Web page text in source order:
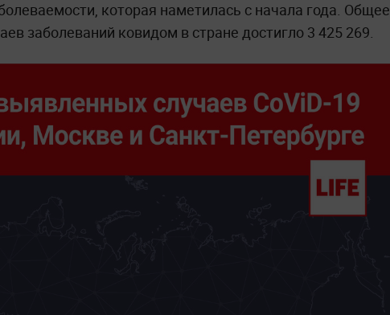
которая наметилась с начала года. Общее
заболеваний ковидом в стране достигло 3 425 269.